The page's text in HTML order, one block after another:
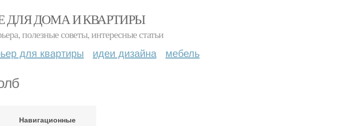
ДЛЯ ДОМА И КВАРТИРЫ
полезные советы, интересные статьи
для квартиры идеи дизайна мебель
Навигационные